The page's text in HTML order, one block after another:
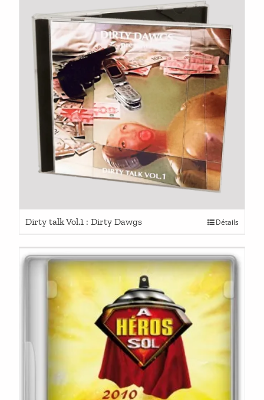
Dirty talk Vol.1 : Dirty Dawgs Détails